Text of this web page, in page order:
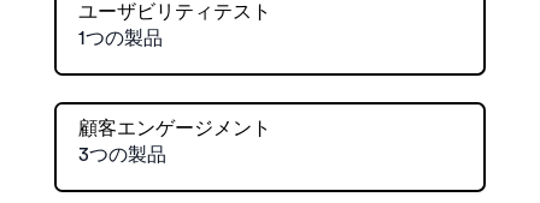
ユーザビリティテスト
1つの製品
顧客エンゲージメント
3つの製品